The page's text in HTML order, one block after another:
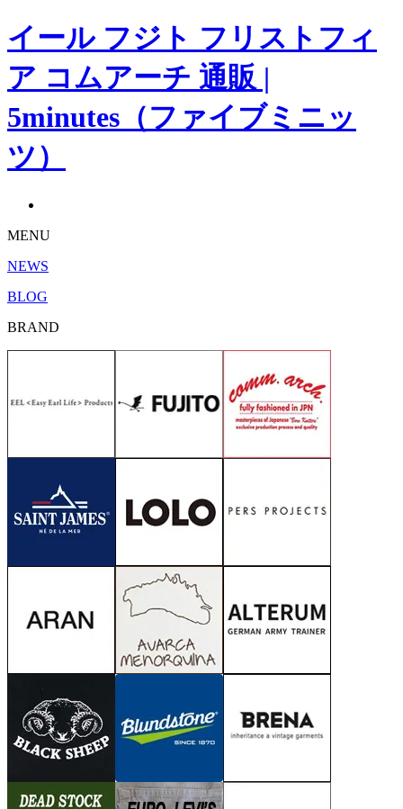
イール フジト フリストフィ
ア コムアーチ 通販 |
5minutes（ファイブミニッ
ツ）
MENU
NEWS
BLOG
BRAND